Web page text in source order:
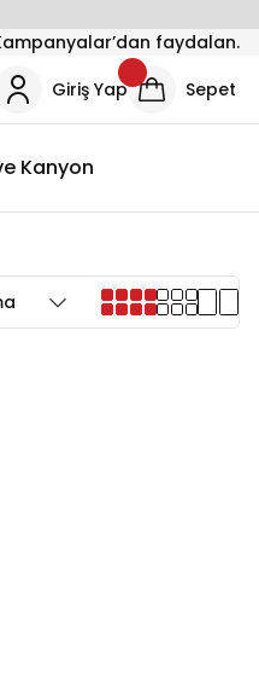
faydalan.
Giriş Yap
Sepet
Kanyon